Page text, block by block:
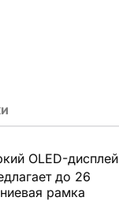
OLED-дисплей
до 26
рамка